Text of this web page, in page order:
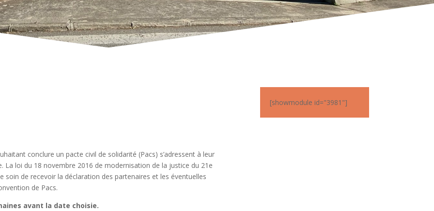
conclure un pacte civil de solidarité (Pacs) s’adressent à leur
La loi du 18 novembre 2016 de modernisation de la justice du 21e
soin de recevoir la déclaration des partenaires et les éventuelles
de Pacs.
avant la date choisie.
[showmodule id="3981"]